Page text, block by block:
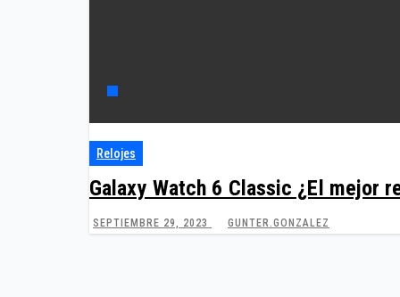
Relojes
Galaxy Watch 6 Classic ¿El mejor
SEPTIEMBRE 29, 2023 GUNTER.GONZALEZ